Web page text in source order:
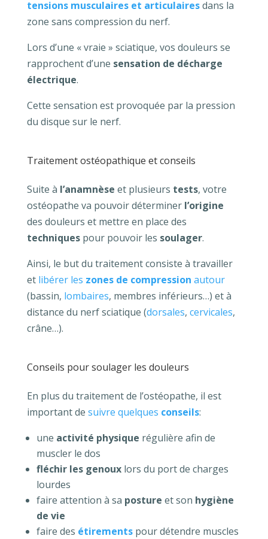
tensions musculaires et articulairesdans la
zone sans compression du nerf.
Lors d’une « vraie » sciatique, vos douleurs se
rapprochent d’une sensation de décharge
électrique.
Cette sensation est provoquée par la pression
du disque sur le nerf.
Traitement ostéopathique et conseils
Suite à l’anamnèse et plusieurs tests, votre
ostéopathe va pouvoir déterminer l’origine
des douleurs et mettre en place des
techniquespour pouvoir les soulager.
Ainsi, le but du traitement consiste à travailler
et libérer les zones de compression autour
(bassin, lombaires, membres inférieurs…) et à
distance du nerf sciatique (dorsales, cervicales,
crâne…).
Conseils pour soulager les douleurs
En plus du traitement de l’ostéopathe, il est
important de suivre quelques conseils:
une activité physique régulière afin de
muscler le dos
fléchir les genouxlors du port de charges
lourdes
faire attention à sa posture et son hygiène
de vie
faire des étirementspour détendre muscles